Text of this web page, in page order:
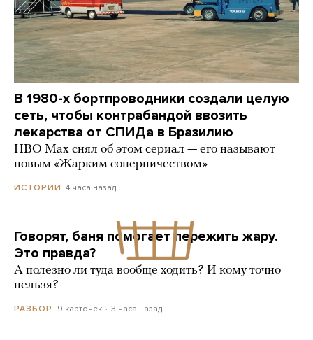
В 1980-х бортпроводники создали целую
сеть, чтобы контрабандой ввозить
лекарства от СПИДа в Бразилию
HBO Max снял об этом сериал — его называют
новым «Жарким соперничеством»
ИСТОРИИ 4 часа назад
Говорят, баня помогает пережить жару.
Это правда?
А полезно ли туда вообще ходить? И кому точно
нельзя?
РАЗБОР 9 карточек 3 часа назад